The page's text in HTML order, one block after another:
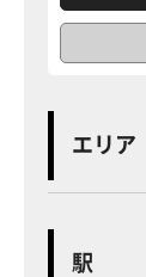
エリア
駅